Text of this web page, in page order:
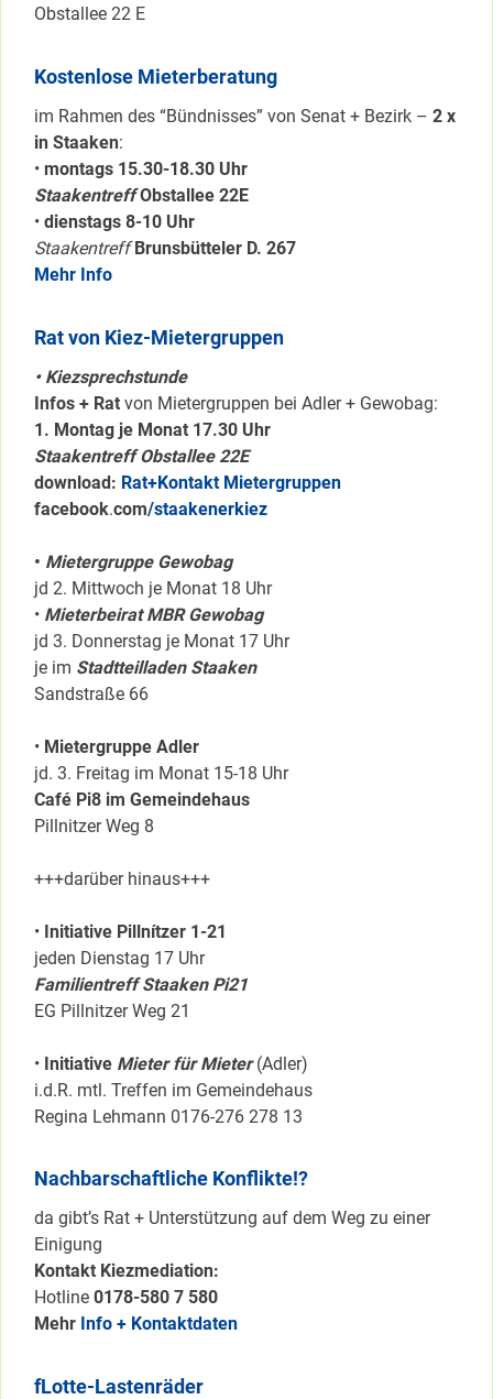
Obstallee 22 E
Kostenlose Mieterberatung
im Rahmen des “Bündnisses” von Senat + Bezirk – 2 x
in Staaken:
• montags 15.30-18.30 Uhr
Staakentreff Obstallee 22E
• dienstags 8-10 Uhr
Staakentreff Brunsbütteler D. 267
Mehr Info
Rat von Kiez-Mietergruppen
• Kiezsprechstunde
Infos + Rat von Mietergruppen bei Adler + Gewobag:
1. Montag je Monat 17.30 Uhr
Staakentreff Obstallee 22E
download: Rat+Kontakt Mietergruppen
facebook.com/staakenerkiez
• Mietergruppe Gewobag
jd 2. Mittwoch je Monat 18 Uhr
• Mieterbeirat MBR Gewobag
jd 3. Donnerstag je Monat 17 Uhr
je im Stadtteilladen Staaken
Sandstraße 66
• Mietergruppe Adler
jd. 3. Freitag im Monat 15-18 Uhr
Café Pi8 im Gemeindehaus
Pillnitzer Weg 8
+++darüber hinaus+++
• Initiative Pillnítzer 1-21
jeden Dienstag 17 Uhr
Familientreff Staaken Pi21
EG Pillnitzer Weg 21
• Initiative Mieter für Mieter(Adler)
i.d.R. mtl. Treffen im Gemeindehaus
Regina Lehmann 0176-276 278 13
Nachbarschaftliche Konflikte!?
da gibt’s Rat + Unterstützung auf dem Weg zu einer
Einigung
Kontakt Kiezmediation:
Hotline 0178-580 7 580
Mehr Info + Kontaktdaten
fLotte-Lastenräder